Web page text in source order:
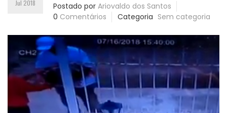
Jul 2018 Postado por Ariovaldo dos Santos
0 Comentários Categoria Sem categoria